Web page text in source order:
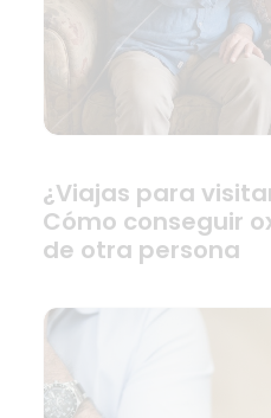
¿Viajas para
Cómo conseguir
de otra persona